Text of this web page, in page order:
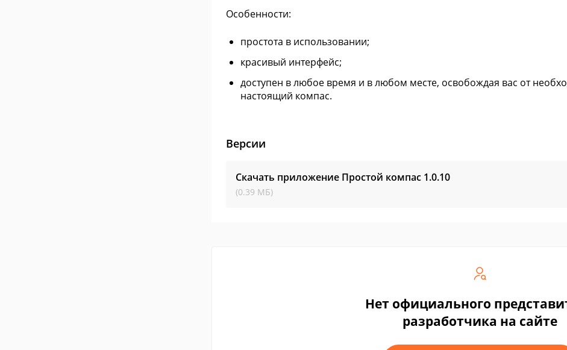
Особенности:
простота в использовании;
красивый интерфейс;
доступен в любое время и в любом месте, освобождая вас от
настоящий компас.
Версии
Скачать приложение Простой компас 1.0.10
(0.39 МБ)
Нет официального
разработчика на сайте